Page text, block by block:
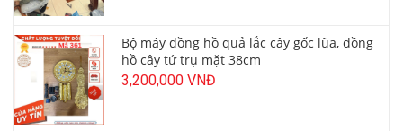
Bộ máy đồng hồ quả lắc cây gốc lũa, đồng
hồ cây tứ trụ mặt 38cm
3,200,000 VNĐ